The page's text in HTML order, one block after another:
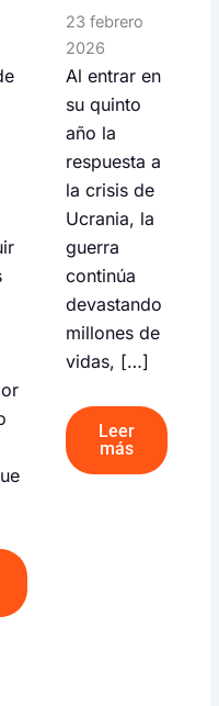
23 febrero
2026
Al entrar en
su quinto
año la
respuesta a
la crisis de
Ucrania, la
guerra
continúa
devastando
millones de
vidas, […]
Leer
más